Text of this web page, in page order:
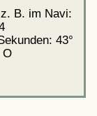
B. im Navi:
43°
O